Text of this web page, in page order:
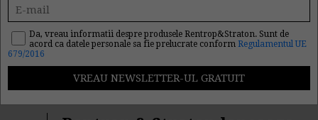
Rezultat cautare
"protectia muncii"
Cautarea facuta dupa cuvantul/sirul de cuvinte "
muncii" a returnat 87 articole.
Da, vreau informatii despre produsele Rentrop&Straton. Sunt de
acord ca datele personale sa fie prelucrate conform Regulamentul UE
679/2016